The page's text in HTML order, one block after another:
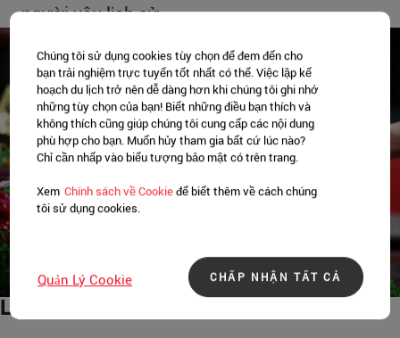
người yêu lịch sử.
Lý do nên ghé thăm
Chúng tôi sử dụng cookies tùy chọn để đem đến cho
bạn trải nghiệm trực tuyến tốt nhất có thể. Việc lập kế
hoạch du lịch trở nên dễ dàng hơn khi chúng tôi ghi nhớ
những tùy chọn của bạn! Biết những điều bạn thích và
không thích cũng giúp chúng tôi cung cấp các nội dung
phù hợp cho bạn. Muốn hủy tham gia bất cứ lúc nào?
Chỉ cần nhấp vào biểu tượng bảo mật có trên trang.
Xem Chính sách về Cookieđể biết thêm về cách chúng
tôi sử dụng cookies.
CHẤP NHẬN TẤT CẢ
Quản Lý Cookie